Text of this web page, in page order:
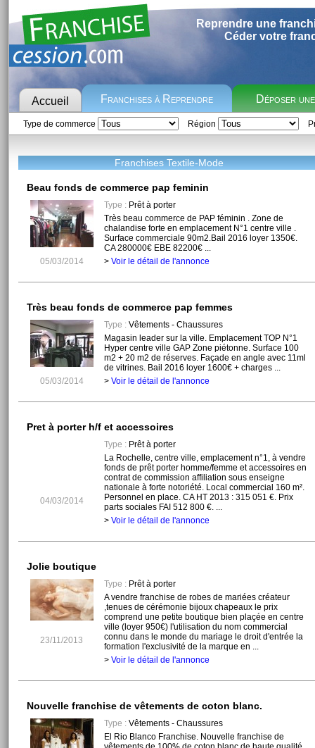
Reprendre une
Céder votre
Accueil Franchises à Reprendre Déposer
Type de commerce Région
Franchises Textile-Mode
Beau fonds de commerce pap feminin
05/03/2014
Type :Prêt à porter
Très beau commerce de PAP féminin . Zone de
chalandise forte en emplacement N°1 centre ville .
Surface commerciale 90m2.Bail 2016 loyer 1350€.
CA 280000€ EBE 82200€ ...
> Voir le détail de l'annonce
Très beau fonds de commerce pap femmes
05/03/2014
Type :Vêtements - Chaussures
Magasin leader sur la ville. Emplacement TOP N°1
Hyper centre ville GAP Zone piétonne. Surface 100
m2 + 20 m2 de réserves. Façade en angle avec 11ml
de vitrines. Bail 2016 loyer 1600€ + charges ...
> Voir le détail de l'annonce
Pret à porter h/f et accessoires
04/03/2014
Type :Prêt à porter
La Rochelle, centre ville, emplacement n°1, à vendre
fonds de prêt porter homme/femme et accessoires en
contrat de commission affiliation sous enseigne
nationale à forte notoriété. Local commercial 160 m².
Personnel en place. CA HT 2013 : 315 051 €. Prix
parts sociales FAI 512 800 €. ...
> Voir le détail de l'annonce
Jolie boutique
23/11/2013
Type :Prêt à porter
A vendre franchise de robes de mariées créateur
,tenues de cérémonie bijoux chapeaux le prix
comprend une petite boutique bien plaçée en centre
ville (loyer 950€) l'utilisation du nom commercial
connu dans le monde du mariage le droit d'entrée la
formation l'exclusivité de la marque en ...
> Voir le détail de l'annonce
Nouvelle franchise de vêtements de coton blanc.
Type :Vêtements - Chaussures
El Rio Blanco Franchise. Nouvelle franchise de